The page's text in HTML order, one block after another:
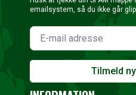
emailsystem, så du ikke går
Tilmeld